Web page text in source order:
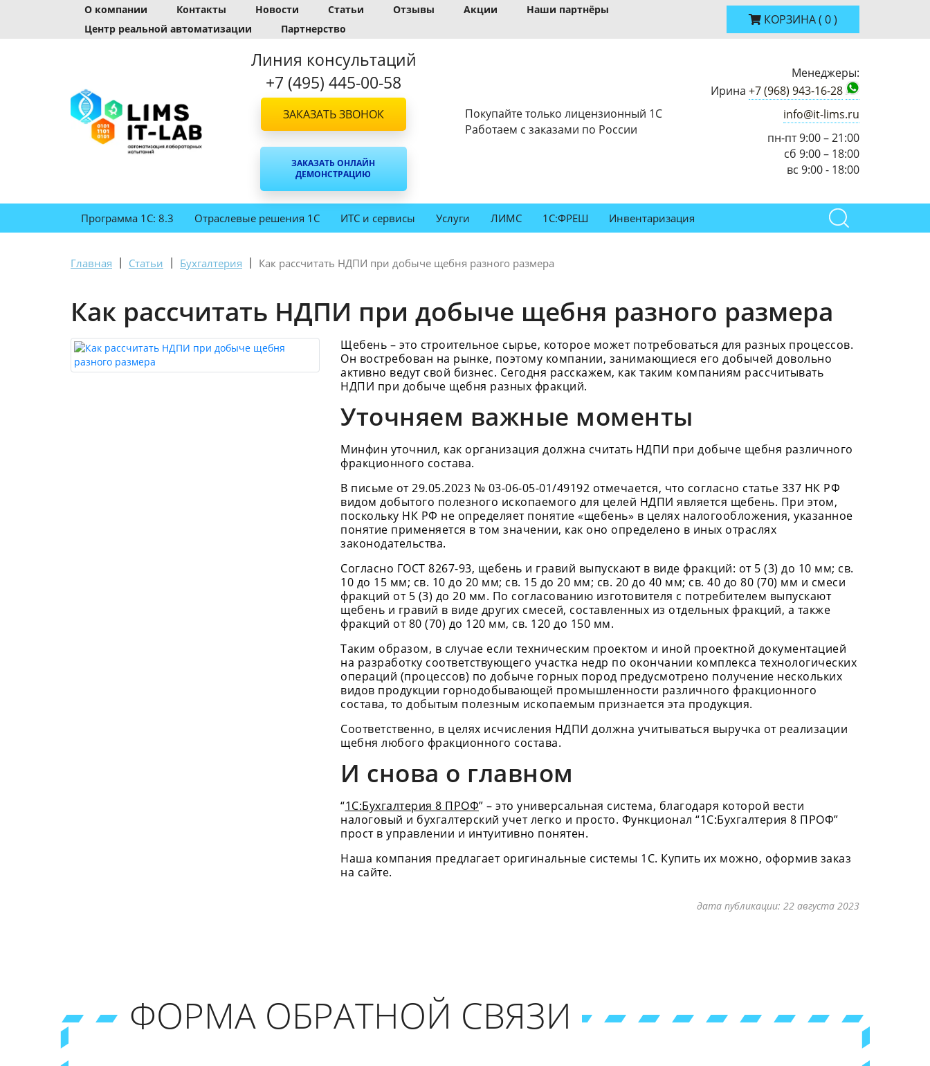
О компании Контакты Новости Статьи Отзывы Акции
Наши партнёры
Центр реальной автоматизации
Партнерство
КОРЗИНА( 0)
Линия консультаций
+7 (495) 445-00-58
ЗАКАЗАТЬ ЗВОНОК
ЗАКАЗАТЬ ОНЛАЙН
ДЕМОНСТРАЦИЮ
Покупайте только лицензионный 1С
Работаем с заказами по России
Менеджеры:
Ирина +7 (968) 943-16-28
info@it-lims.ru
пн-пт 9:00 – 21:00
сб 9:00 – 18:00
вс 9:00 - 18:00
Программа 1С: 8.3 Отраслевые решения 1С ИТС и сервисы Услуги ЛИМС 1С:ФРЕШ Инвентаризация
Главная | Статьи | Бухгалтерия | Как рассчитать НДПИ при добыче щебня разного размера
Как рассчитать НДПИ при добыче щебня разного размера
Щебень – это строительное сырье, которое может потребоваться для разных процессов.
Он востребован на рынке, поэтому компании, занимающиеся его добычей довольно
активно ведут свой бизнес. Сегодня расскажем, как таким компаниям рассчитывать
НДПИ при добыче щебня разных фракций.
Уточняем важные моменты
Минфин уточнил, как организация должна считать НДПИ при добыче щебня различного
фракционного состава.
В письме от 29.05.2023 № 03-06-05-01/49192 отмечается, что согласно статье 337 НК РФ
видом добытого полезного ископаемого для целей НДПИ является щебень. При этом,
поскольку НК РФ не определяет понятие «щебень» в целях налогообложения, указанное
понятие применяется в том значении, как оно определено в иных отраслях
законодательства.
Согласно ГОСТ 8267-93, щебень и гравий выпускают в виде фракций: от 5 (3) до 10 мм; св.
10 до 15 мм; св. 10 до 20 мм; св. 15 до 20 мм; св. 20 до 40 мм; св. 40 до 80 (70) мм и смеси
фракций от 5 (3) до 20 мм. По согласованию изготовителя с потребителем выпускают
щебень и гравий в виде других смесей, составленных из отдельных фракций, а также
фракций от 80 (70) до 120 мм, св. 120 до 150 мм.
Таким образом, в случае если техническим проектом и иной проектной документацией
на разработку соответствующего участка недр по окончании комплекса технологических
операций (процессов) по добыче горных пород предусмотрено получение нескольких
видов продукции горнодобывающей промышленности различного фракционного
состава, то добытым полезным ископаемым признается эта продукция.
Соответственно, в целях исчисления НДПИ должна учитываться выручка от реализации
щебня любого фракционного состава.
И снова о главном
“1С:Бухгалтерия 8 ПРОФ” – это универсальная система, благодаря которой вести
налоговый и бухгалтерский учет легко и просто. Функционал “1С:Бухгалтерия 8 ПРОФ”
прост в управлении и интуитивно понятен.
Наша компания предлагает оригинальные системы 1С. Купить их можно, оформив заказ
на сайте.
дата публикации: 22 августа 2023
ФОРМА ОБРАТНОЙ СВЯЗИ